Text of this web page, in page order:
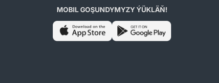
MOBIL GOŞUNDYMYZY ÝÜKLÄŇ!